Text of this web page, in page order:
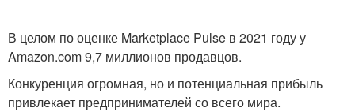
В целом по оценке Marketplace Pulse в 2021 году у
Amazon.com 9,7 миллионов продавцов.
Конкуренция огромная, но и потенциальная прибыль
привлекает предпринимателей со всего мира.